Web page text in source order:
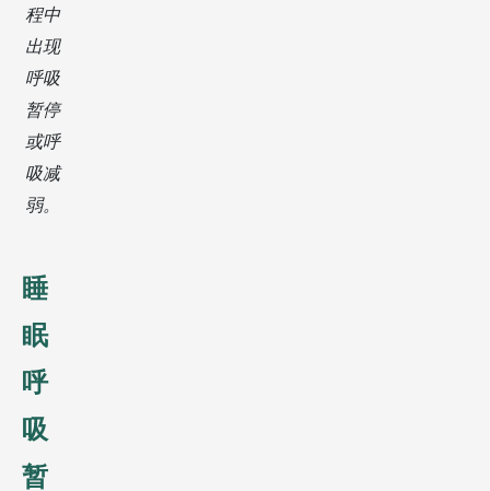
程中
出现
呼吸
暂停
或呼
吸减
弱。
睡
眠
呼
吸
暂